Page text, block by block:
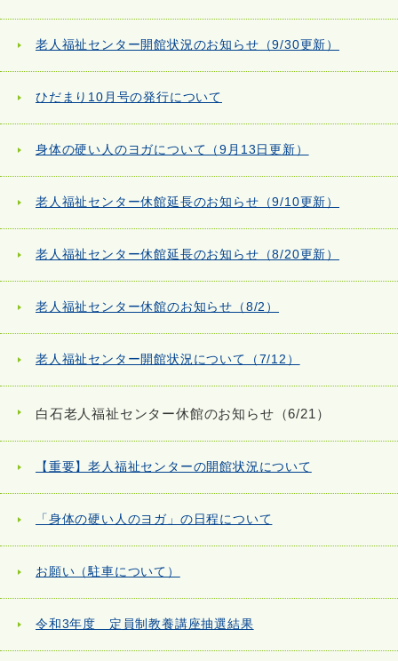
老人福祉センター開館状況のお知らせ（9/30更新）
ひだまり10月号の発行について
身体の硬い人のヨガについて（9月13日更新）
老人福祉センター休館延長のお知らせ（9/10更新）
老人福祉センター休館延長のお知らせ（8/20更新）
老人福祉センター休館のお知らせ（8/2）
老人福祉センター開館状況について（7/12）
白石老人福祉センター休館のお知らせ（6/21）
【重要】老人福祉センターの開館状況について
「身体の硬い人のヨガ」の日程について
お願い（駐車について）
令和3年度 定員制教養講座抽選結果